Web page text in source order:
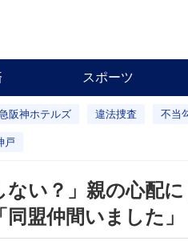
スポーツ
阪神ホテルズ 違法捜査 不当
戸
ない？」親の心配
盟仲間いました」